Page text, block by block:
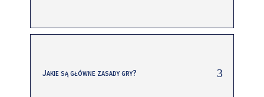
Jakie są główne zasady gry?